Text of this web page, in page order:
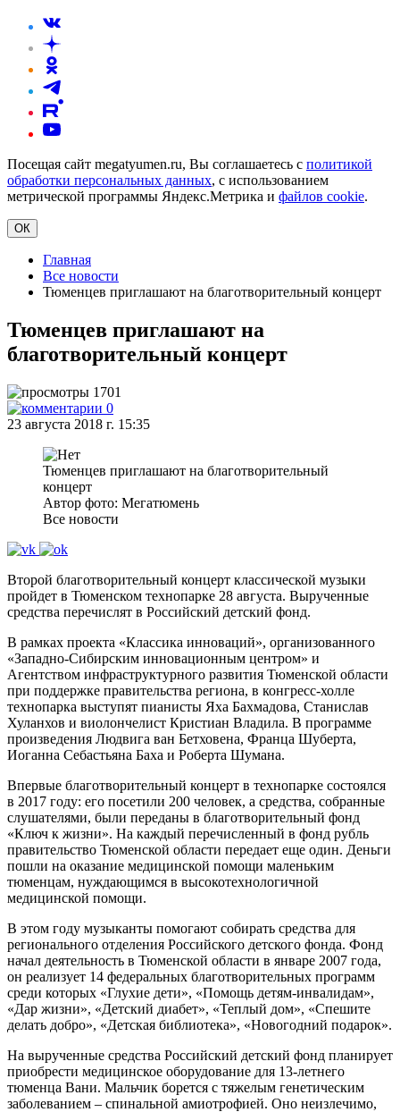
Посещая сайт megatyumen.ru, Вы соглашаетесь с политикой
обработки персональных данных, с использованием
метрической программы Яндекс.Метрика и файлов cookie.
ОК
Главная
Все новости
Тюменцев приглашают на благотворительный концерт
Тюменцев приглашают на
благотворительный концерт
1701
0
23 августа 2018 г. 15:35
Тюменцев приглашают на благотворительный
концерт
Автор фото: Мегатюмень
Все новости
Второй благотворительный концерт классической музыки
пройдет в Тюменском технопарке 28 августа. Вырученные
средства перечислят в Российский детский фонд.
В рамках проекта «Классика инноваций», организованного
«Западно-Сибирским инновационным центром» и
Агентством инфраструктурного развития Тюменской области
при поддержке правительства региона, в конгресс-холле
технопарка выступят пианисты Яха Бахмадова, Станислав
Хуланхов и виолончелист Кристиан Владила. В программе
произведения Людвига ван Бетховена, Франца Шуберта,
Иоганна Себастьяна Баха и Роберта Шумана.
Впервые благотворительный концерт в технопарке состоялся
в 2017 году: его посетили 200 человек, а средства, собранные
слушателями, были переданы в благотворительный фонд
«Ключ к жизни». На каждый перечисленный в фонд рубль
правительство Тюменской области передает еще один. Деньги
пошли на оказание медицинской помощи маленьким
тюменцам, нуждающимся в высокотехнологичной
медицинской помощи.
В этом году музыканты помогают собирать средства для
регионального отделения Российского детского фонда. Фонд
начал деятельность в Тюменской области в январе 2007 года,
он реализует 14 федеральных благотворительных программ
среди которых «Глухие дети», «Помощь детям-инвалидам»,
«Дар жизни», «Детский диабет», «Теплый дом», «Спешите
делать добро», «Детская библиотека», «Новогодний подарок».
На вырученные средства Российский детский фонд планирует
приобрести медицинское оборудование для 13-летнего
тюменца Вани. Мальчик борется с тяжелым генетическим
заболеванием – спинальной амиотрофией. Оно неизлечимо,